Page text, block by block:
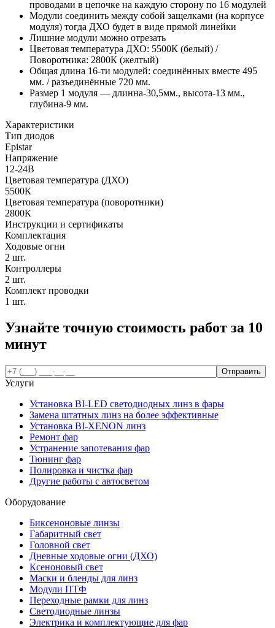
проводами в цепочке на каждую сторону по 16 модулей
Модули соединить между собой защелками (на корпусе
модуля) тогда ДХО будет в виде прямой линейки
Лишние модули можно отрезать
Цветовая температура ДХО: 5500К (белый) /
Поворотника: 2800К (желтый)
Общая длина 16-ти модулей: соединённых вместе 495
мм. / разъединённые 720 мм.
Размер 1 модуля — длинна-30,5мм., высота-13 мм.,
глубина-9 мм.
Характеристики
Тип диодов
Epistar
Напряжение
12-24В
Цветовая температура (ДХО)
5500К
Цветовая температура (поворотники)
2800К
Инструкции и сертификаты
Комплектация
Ходовые огни
2 шт.
Контроллеры
2 шт.
Комплект проводки
1 шт.
Узнайте точную стоимость работ за 10
минут
Услуги
Установка BI-LED светодиодных линз в фары
Замена штатных линз на более эффективные
Установка BI-XENON линз
Ремонт фар
Устранение запотевания фар
Тюнинг фар
Полировка и чистка фар
Другие работы с автосветом
Оборудование
Биксеноновые линзы
Габаритный свет
Головной свет
Дневные ходовые огни (ДХО)
Ксеноновый свет
Маски и бленды для линз
Модули ПТФ
Переходные рамки для линз
Светодиодные линзы
Электрика и комплектующие для фар